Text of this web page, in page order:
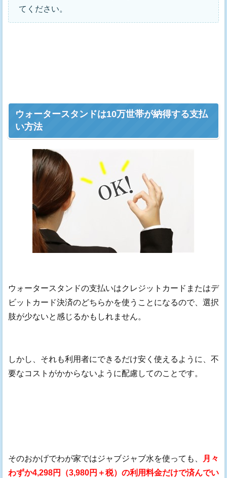
てください。
ウォータースタンドは10万世帯が納得する支払
い方法
ウォータースタンドの支払いはクレジットカードまたはデ
ビットカード決済のどちらかを使うことになるので、選択
肢が少ないと感じるかもしれません。
しかし、それも利用者にできるだけ安く使えるように、不
要なコストがかからないように配慮してのことです。
そのおかげでわが家ではジャブジャブ水を使っても、
月々
わずか4,298円（3,980円＋税）の利用料金だけで済んでい